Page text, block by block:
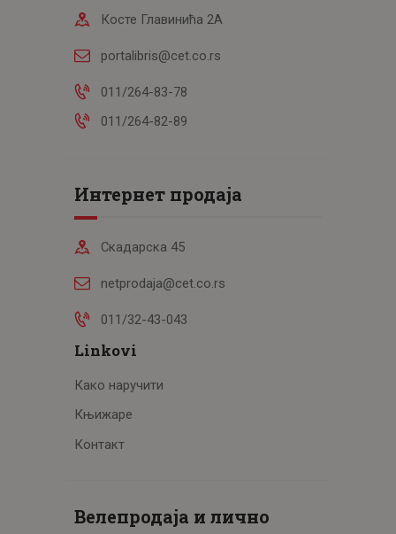
Косте Главинића 2А
portalibris@cet.co.rs
011/264-83-78
011/264-82-89
Интернет продаја
Скадарска 45
netprodaja@cet.co.rs
011/32-43-043
Linkovi
Како наручити
Књижаре
Контакт
Велепродаја и лично